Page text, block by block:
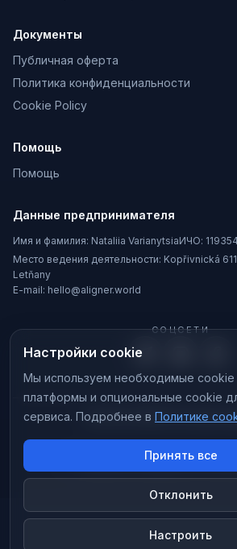
Документы
Публичная оферта
Политика конфиденциальности
Cookie Policy
Помощь
Помощь
Данные предпринимателя
Имя и фамилия: Nataliia VarianytsiaИЧО:
Место ведения деятельности: Kopřivnická
Letňany
E-mail: hello@aligner.world
СОЦСЕТИ
© 2026 ALIGNER.Все права
Дизайн и разработка:
Настройки cookie
Мы используем необходимые cookie
платформы и опциональные cookie
сервиса. Подробнее в Политике
Принять все
Отклонить
Настроить